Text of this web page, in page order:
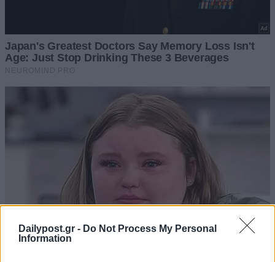
Dailypost.gr - Do Not Process My Personal
Information